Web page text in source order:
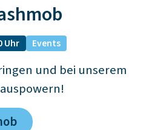
Uhr Events
und bei unserem